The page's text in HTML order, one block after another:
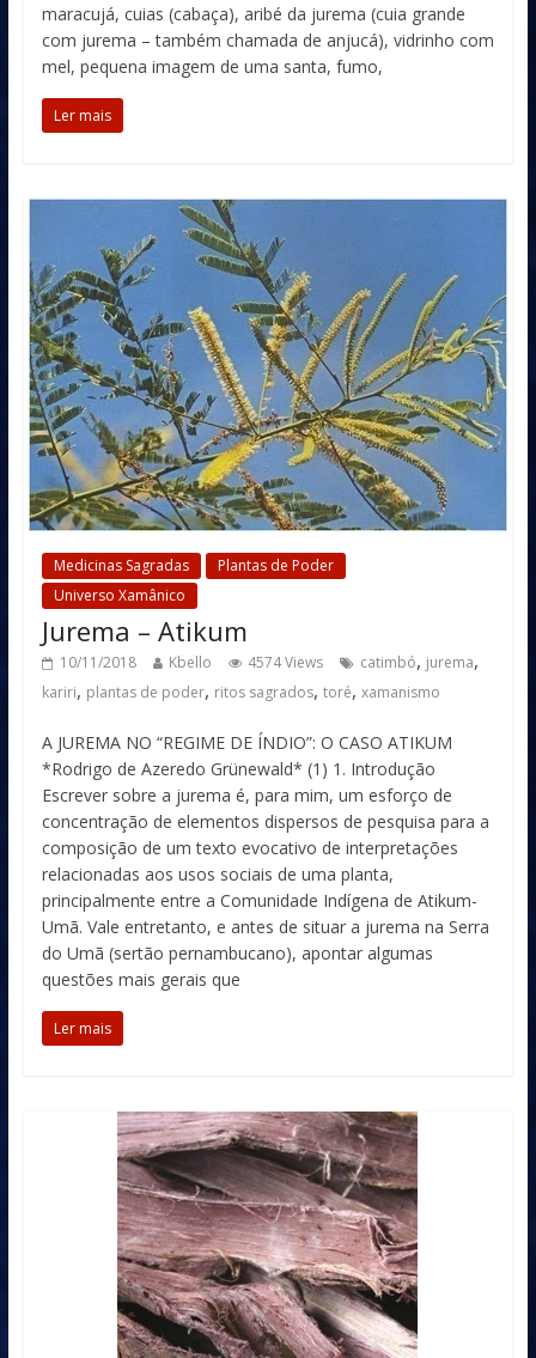
maracujá, cuias (cabaça), aribé da jurema (cuia grande
com jurema – também chamada de anjucá), vidrinho com
mel, pequena imagem de uma santa, fumo,
Ler mais
Medicinas Sagradas
Plantas de Poder
Universo Xamânico
Jurema – Atikum
10/11/2018 Kbello 4574 Views catimbó, jurema,
kariri, plantas de poder, ritos sagrados, toré, xamanismo
A JUREMA NO “REGIME DE ÍNDIO”: O CASO ATIKUM
*Rodrigo de Azeredo Grünewald* (1) 1. Introdução
Escrever sobre a jurema é, para mim, um esforço de
concentração de elementos dispersos de pesquisa para a
composição de um texto evocativo de interpretações
relacionadas aos usos sociais de uma planta,
principalmente entre a Comunidade Indígena de Atikum-
Umã. Vale entretanto, e antes de situar a jurema na Serra
do Umã (sertão pernambucano), apontar algumas
questões mais gerais que
Ler mais